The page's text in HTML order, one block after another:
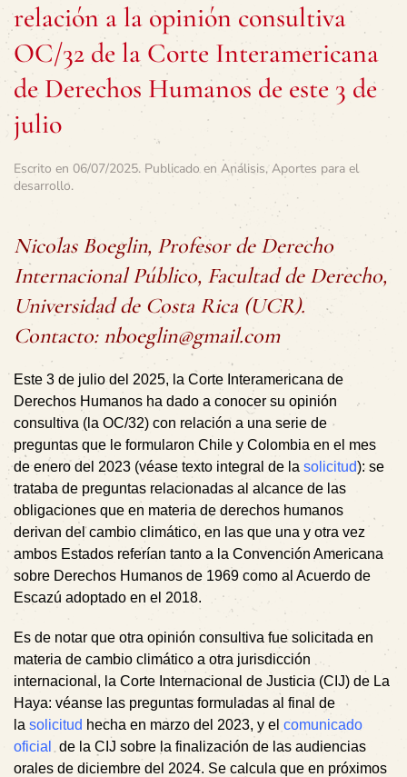
relación a la opinión consultiva
OC/32 de la Corte Interamericana
de Derechos Humanos de este 3 de
julio
Escrito en 06/07/2025. Publicado en Análisis, Aportes para el
desarrollo.
Nicolas Boeglin, Profesor de Derecho
Internacional Público, Facultad de Derecho,
Universidad de Costa Rica (UCR).
Contacto: nboeglin@gmail.com
Este 3 de julio del 2025, la Corte Interamericana de
Derechos Humanos ha dado a conocer su opinión
consultiva (la OC/32) con relación a una serie de
preguntas que le formularon Chile y Colombia en el mes
de enero del 2023 (véase texto integral de la solicitud): se
trataba de preguntas relacionadas al alcance de las
obligaciones que en materia de derechos humanos
derivan del cambio climático, en las que una y otra vez
ambos Estados referían tanto a la Convención Americana
sobre Derechos Humanos de 1969 como al Acuerdo de
Escazú adoptado en el 2018.
Es de notar que otra opinión consultiva fue solicitada en
materia de cambio climático a otra jurisdicción
internacional, la Corte Internacional de Justicia (CIJ) de La
Haya: véanse las preguntas formuladas al final de
la solicitud hecha en marzo del 2023, y el comunicado
oficial
de la CIJ sobre la finalización de las audiencias
orales de diciembre del 2024. Se calcula que en próximos